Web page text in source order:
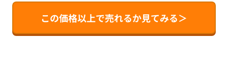
この価格以上で売れるか見てみる＞